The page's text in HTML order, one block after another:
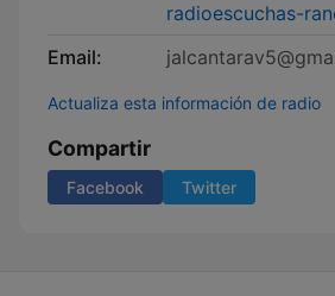
radioescuchas-
Email:
Actualiza esta información de radio
Compartir
Facebook Twitter